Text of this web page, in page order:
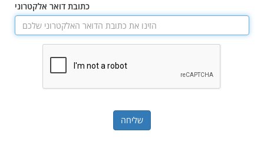
כתובת דואר אלקטרוני
שליחה